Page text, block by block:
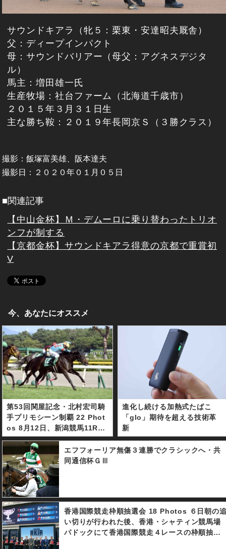
サウンドキアラ（牝５：栗東・安達昭夫厩舎）
父：ディープインパクト
母：サウンドバリアー（母父：アグネスデジタ
ル）
馬主：増田雄一氏
生産牧場：社台ファーム（北海道千歳市）
２０１５年３月３１日生
主な勝ち鞍：２０１９年長岡京Ｓ（３勝クラス）
撮影：飯塚富美雄、阪本達夫
撮影日：２０２０年０１月０５日
■関連記事
【中山金杯】Ｍ・デムーロに乗り替わったトリオ
ンフが制する
【京都金杯】サウンドキアラ得意の京都で重賞初
V
今、あなたにオススメ
第53回関屋記念・北村宏司騎
手プリモシーン制覇 22 Phot
os 8月12日、新潟競馬11R、
サマーマイルシリーズ第2戦、
第53回関屋記念（GⅢ・芝16
00m・3歳以上オープン）は1
番人気12番プリモシーン（北
村宏司騎手・木村哲也調教
師）が制した。レースは中団
追走から直線に入ると馬場の
真ん中を北村宏司騎手のムチ
に反応良く伸びて、外から追
走してきた5番人気10番のミ
ルコ・デムーロ騎手騎乗のワ
進化し続ける加熱式たばこ
「glo」期待を超える技術革
新
エフフォーリア無傷３連勝でクラシックへ・共
同通信杯ＧⅢ
香港国際競走枠順抽選会 18 Photos ６日朝の
い切りが行われた後、香港・シャティン競馬場
パドックにて香港国際競走４レースの枠順抽選